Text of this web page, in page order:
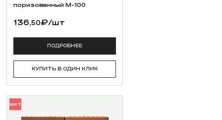
поризованный М-100
136,50₽/шт
ПОДРОБНЕЕ
КУПИТЬ В ОДИН КЛИК
ХИТ